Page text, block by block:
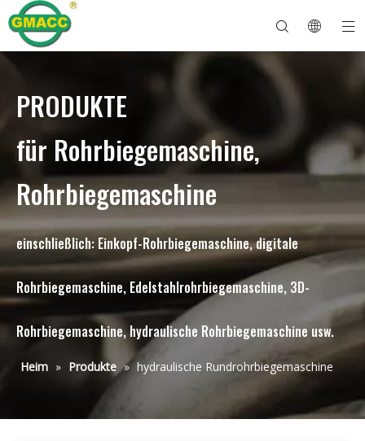
PRODUKTE
für Rohrbiegemaschine,
Rohrbiegemaschine
einschließlich: Einkopf-Rohrbiegemaschine, digitale
Rohrbiegemaschine, Edelstahlrohrbiegemaschine, 3D-
Rohrbiegemaschine, hydraulische Rohrbiegemaschine usw.
Heim » Produkte » hydraulische Rundrohrbiegemaschine